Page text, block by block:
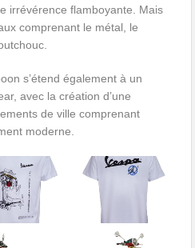
irrévérence flamboyante. Mais
comprenant le métal, le
s’étend également à un
avec la création d’une
de ville comprenant
moderne.